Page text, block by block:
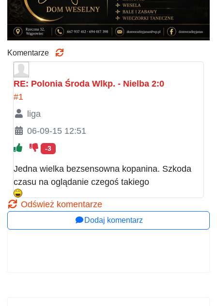
Komentarze
RE: Polonia Środa Wlkp. - Nielba 2:0
#1
liga
06-09-15 12:51
-3
Jedna wielka bezsensowna kopanina. Szkoda
czasu na oglądanie czegoś takiego
Odśwież komentarze
Dodaj komentarz